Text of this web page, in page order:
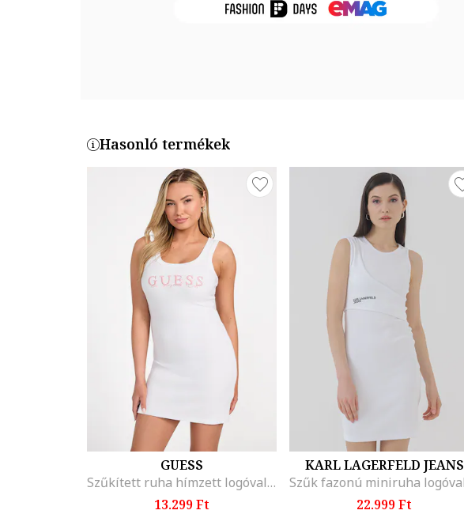
Hasonló termékek
GUESS
Szűkített ruha hímzett logóval, Fehér/Rózsaszín
13.299 Ft
KARL LAGERFELD JEANS
22.999 Ft